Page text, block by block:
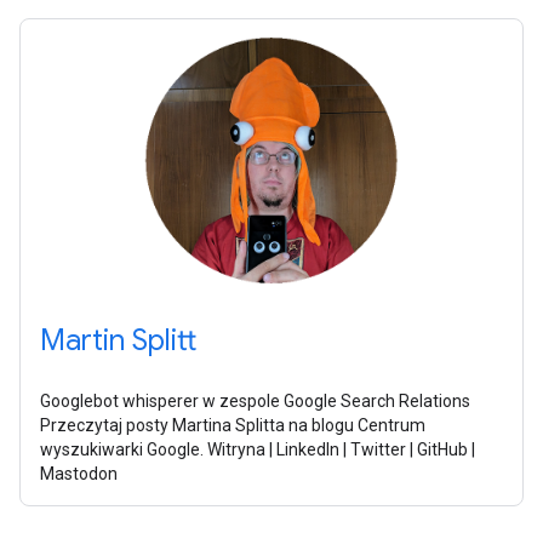
Martin Splitt
Googlebot whisperer w zespole Google Search Relations
Przeczytaj posty Martina Splitta na blogu Centrum
wyszukiwarki Google. Witryna | LinkedIn | Twitter | GitHub |
Mastodon